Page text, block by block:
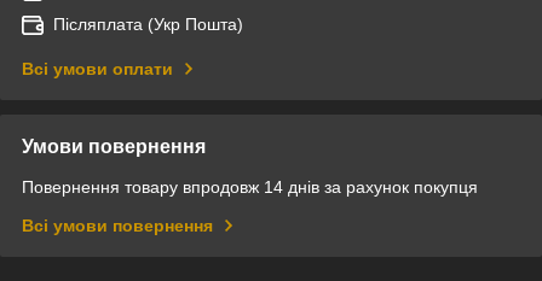
Післяплата (Укр Пошта)
Всі умови оплати
Умови повернення
Повернення товару впродовж 14 днів за рахунок покупця
Всі умови повернення